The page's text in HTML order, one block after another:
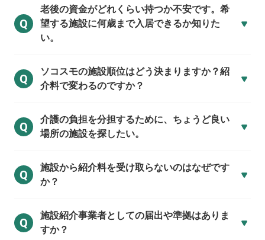
Q
老後の資金がどれくらい持つか不安です。希
望する施設に何歳まで入居できるか知りた
い。
Q
ソコスモの施設順位はどう決まりますか？紹
介料で変わるのですか？
Q
介護の負担を分担するために、ちょうど良い
場所の施設を探したい。
Q
施設から紹介料を受け取らないのはなぜです
か？
Q
施設紹介事業者としての届出や準拠はありま
すか？